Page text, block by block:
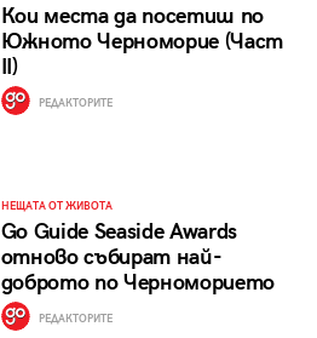
Кои места да посетиш по
Южното Черноморие (Част
II)
РЕДАКТОРИТЕ
НЕЩАТА ОТ ЖИВОТА
Go Guide Seaside Awards
отново събират най-
доброто по Черноморието
РЕДАКТОРИТЕ